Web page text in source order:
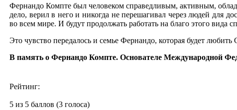
Фернандо Компте был человеком справедливым, активным,
дело, верил в него и никогда не перешагивал через людей
во всем мире. И будут продолжать работать на благо этого вида
Это чувство передалось и семье Фернандо, которая будет
В память о Фернандо Компте. Основателе Международной
Рейтинг:
5 из 5 баллов (3 голоса)